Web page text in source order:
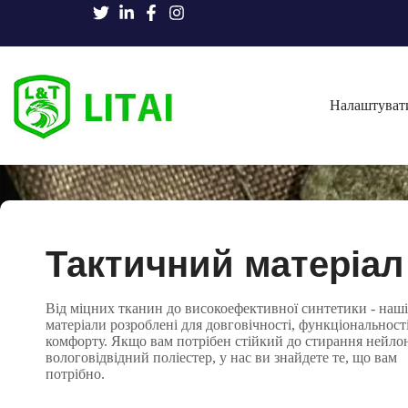
Тактичний матеріал
Від міцних тканин до високоефективної синтетики - наші
матеріали розроблені для довговічності,
комфорту. Якщо вам потрібен стійкий до стирання
вологовідвідний поліестер, у нас ви знайдете те, що вам
потрібно.